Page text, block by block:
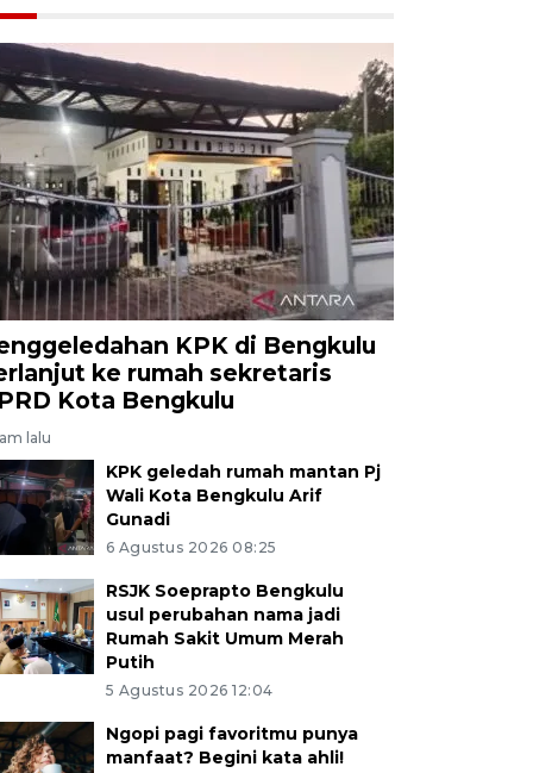
KPK di Bengkulu
ke rumah sekretaris
Kota Bengkulu
lalu
KPK geledah rumah mantan Pj
Wali Kota Bengkulu Arif
Gunadi
6 Agustus 2026 08:25
RSJK Soeprapto Bengkulu
usul perubahan nama jadi
Rumah Sakit Umum Merah
Putih
5 Agustus 2026 12:04
Ngopi pagi favoritmu punya
manfaat? Begini kata ahli!